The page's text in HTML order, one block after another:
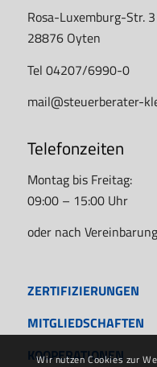
Rosa-Luxemburg-Str. 3
28876 Oyten
Tel 04207/6990-0
mail@steuerberater-
Telefonzeiten
Montag bis Freitag:
09:00 – 15:00 Uhr
oder nach Vereinbarung
ZERTIFIZIERUNGEN
MITGLIEDSCHAFTEN
KOOPERATIONEN
Wir nutzen Cookies zur